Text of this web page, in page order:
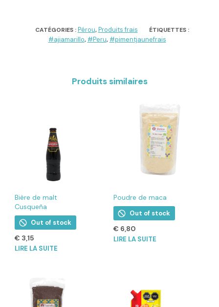
CATÉGORIES :Pérou,Produits frais ÉTIQUETTES :
#ajiamarillo, #Peru, #pimentjaunefrais
Produits similaires
Bière de malt
Cusqueña
Out of stock
€ 3,15
LIRE LA SUITE
Poudre de maca
Out of stock
€ 6,80
LIRE LA SUITE